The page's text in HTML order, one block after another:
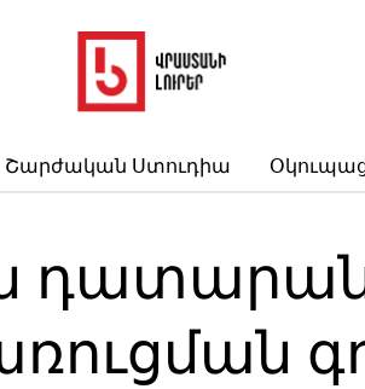
Շարժական Ստուդիա